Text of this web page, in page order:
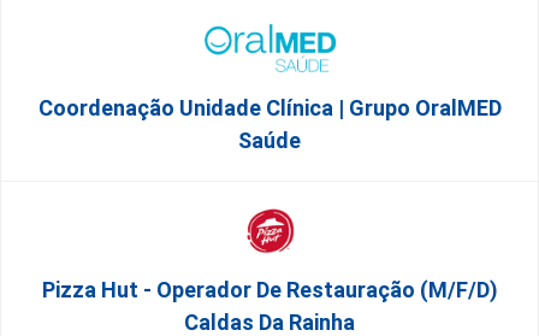
Coordenação Unidade Clínica | Grupo OralMED
Saúde
Pizza Hut - Operador De Restauração (m/f/d)
Caldas Da Rainha